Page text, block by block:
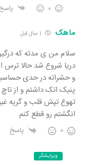
0 پاسخ
ماهک
سلام من ی مدته که
دریا شروع شد حالا ترس
و حشراته در حدی
پنیک اتک داشتم و از
تهوع تپش قلب و گریه
انگشتم رو قطع کنم
0 پاسخ
ویرایشگر